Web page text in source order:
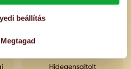
beállítás
Megtagad
Hidegensajtolt